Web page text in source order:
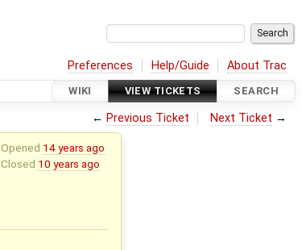
Preferences Help/Guide About Trac
WIKI VIEW TICKETS SEARCH
← Previous Ticket Next Ticket →
Opened 14 years ago
Closed 10 years ago